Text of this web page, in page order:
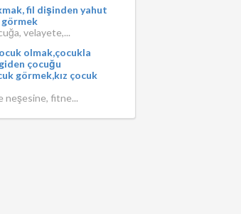
fil dişinden yahut
velayete,...
olmak,çocukla
çocuğu
görmek,kız çocuk
neşesine, fitne...